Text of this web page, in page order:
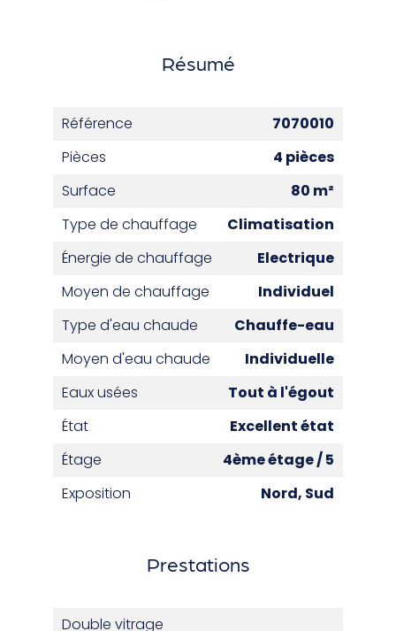
Résumé
Référence
7070010
Pièces
4 pièces
Surface
80 m²
Type de chauffage
Climatisation
Énergie de chauffage
Electrique
Moyen de chauffage
Individuel
Type d'eau chaude
Chauffe-eau
Moyen d'eau chaude
Individuelle
Eaux usées
Tout à l'égout
État
Excellent état
Étage
4ème étage / 5
Exposition
Nord, Sud
Prestations
Double vitrage